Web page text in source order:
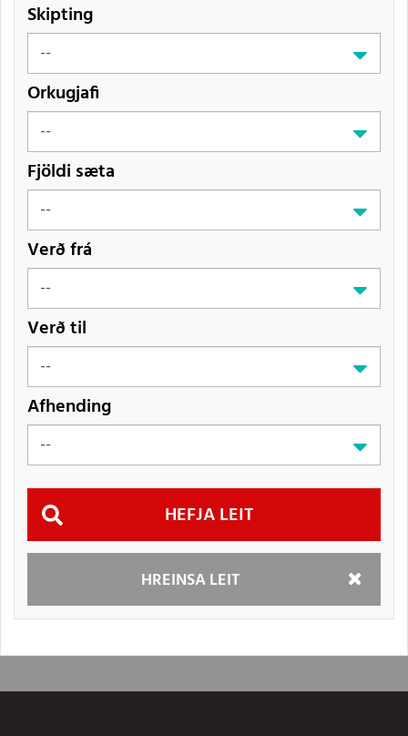
Skipting
Orkugjafi
Fjöldi sæta
Verð frá
Verð til
Afhending
HREINSA LEIT
Hefja